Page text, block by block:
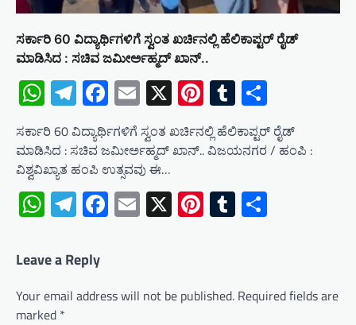
ಸರ್ಕಾರಿ 60 ವಿದ್ಯಾರ್ಥಿಗಳಿಗೆ ಸ್ವಂತ ಖರ್ಚಿನಲ್ಲಿ ಹೆಲಿಕಾಪ್ಟರ್ ರೈಡ್
ಮಾಡಿಸಿದ : ಸಚಿವ ಜಮೀರ್ಅಹ್ಮದ್ ಖಾನ್..
WhatsApp
Telegram
Facebook
Email
X Pinterest
Tumblr
ಸರ್ಕಾರಿ 60 ವಿದ್ಯಾರ್ಥಿಗಳಿಗೆ ಸ್ವಂತ ಖರ್ಚಿನಲ್ಲಿ ಹೆಲಿಕಾಪ್ಟರ್ ರೈಡ್
ಮಾಡಿಸಿದ : ಸಚಿವ ಜಮೀರ್ಅಹ್ಮದ್ ಖಾನ್.. ವಿಜಯನಗರ / ಹಂಪಿ :
ವಿಶ್ವವಿಖ್ಯಾತ ಹಂಪಿ ಉತ್ಸವವು ಈ…
WhatsApp
Telegram
Facebook
Email
X Pinterest
Tumblr
Leave a Reply
Your email address will not be published. Required fields are
marked *